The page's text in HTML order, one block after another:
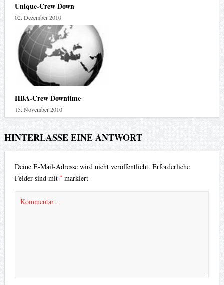
Unique-Crew Down
02. Dezember 2010
HBA-Crew Downtime
15. November 2010
HINTERLASSE EINE ANTWORT
Deine E-Mail-Adresse wird nicht veröffentlicht. Erforderliche
Felder sind mit *markiert